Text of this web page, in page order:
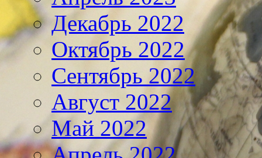
Декабрь 2022
Октябрь 2022
Сентябрь 2022
Август 2022
Май 2022